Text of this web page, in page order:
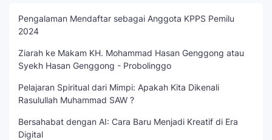
Pengalaman Mendaftar sebagai Anggota KPPS Pemilu
2024
Ziarah ke Makam KH. Mohammad Hasan Genggong atau
Syekh Hasan Genggong - Probolinggo
Pelajaran Spiritual dari Mimpi: Apakah Kita Dikenali
Rasulullah Muhammad SAW ?
Bersahabat dengan AI: Cara Baru Menjadi Kreatif di Era
Digital